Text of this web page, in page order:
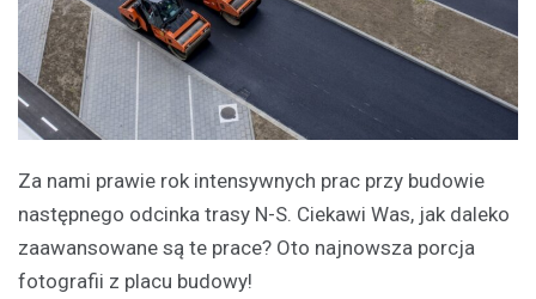
Za nami prawie rok intensywnych prac przy budowie
następnego odcinka trasy N-S. Ciekawi Was, jak daleko
zaawansowane są te prace? Oto najnowsza porcja
fotografii z placu budowy!